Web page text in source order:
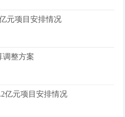
元项目安排情况
调整方案
亿元项目安排情况